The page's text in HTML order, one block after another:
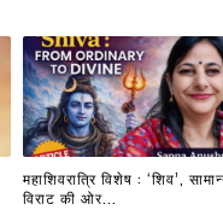
महाशिवरात्रि विशेष : ‘शिव’,
विराट की ओर...